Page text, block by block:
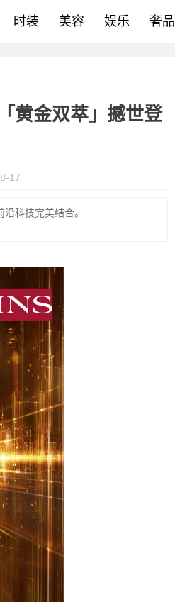
时装 美容 娱乐 奢品
黄金双萃」撼世登
17
科技完美结合。...